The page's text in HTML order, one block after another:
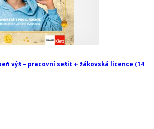
výš – pracovní sešit + žákovská licence (14